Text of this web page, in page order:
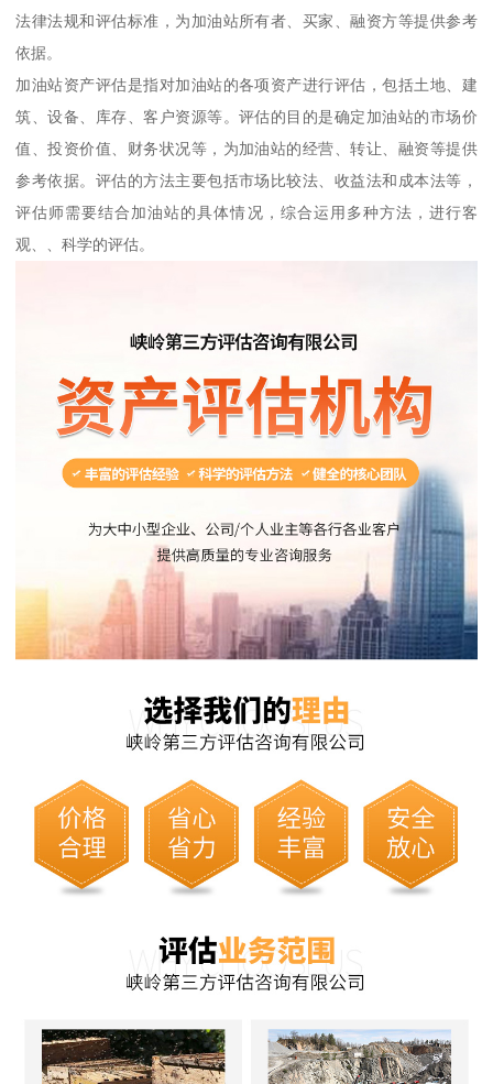
法律法规和评估标准，为加油站所有者、买家、融资方等提供参考
依据。
加油站资产评估是指对加油站的各项资产进行评估，包括土地、建
筑、设备、库存、客户资源等。评估的目的是确定加油站的市场价
值、投资价值、财务状况等，为加油站的经营、转让、融资等提供
参考依据。评估的方法主要包括市场比较法、收益法和成本法等，
评估师需要结合加油站的具体情况，综合运用多种方法，进行客
观、、科学的评估。